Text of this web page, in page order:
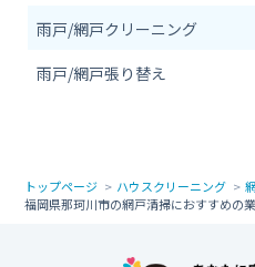
雨戸/網戸クリーニング
雨戸/網戸張り替え
トップページ ハウスクリーニング
福岡県那珂川市の網戸清掃におすすめの